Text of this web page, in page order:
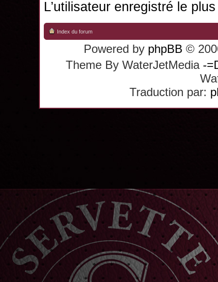
L’utilisateur enregistré le
Index du forum
Powered by phpBB ©
Theme By WaterJetMedia -
Traduction par: